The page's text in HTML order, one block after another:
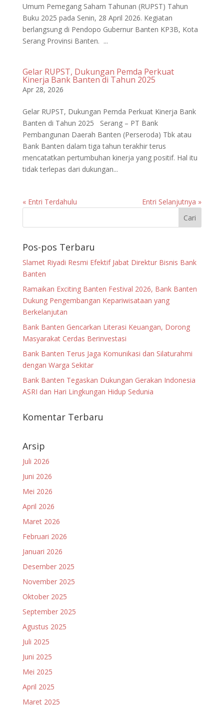
Umum Pemegang Saham Tahunan (RUPST) Tahun
Buku 2025 pada Senin, 28 April 2026. Kegiatan
berlangsung di Pendopo Gubernur Banten KP3B, Kota
Serang Provinsi Banten. ...
Gelar RUPST, Dukungan Pemda Perkuat
Kinerja Bank Banten di Tahun 2025
Apr 28, 2026
Gelar RUPST, Dukungan Pemda Perkuat Kinerja Bank
Banten di Tahun 2025 Serang – PT Bank
Pembangunan Daerah Banten (Perseroda) Tbk atau
Bank Banten dalam tiga tahun terakhir terus
mencatatkan pertumbuhan kinerja yang positif. Hal itu
tidak terlepas dari dukungan...
« Entri Terdahulu Entri Selanjutnya »
Pos-pos Terbaru
Slamet Riyadi Resmi Efektif Jabat Direktur Bisnis Bank
Banten
Ramaikan Exciting Banten Festival 2026, Bank Banten
Dukung Pengembangan Kepariwisataan yang
Berkelanjutan
Bank Banten Gencarkan Literasi Keuangan, Dorong
Masyarakat Cerdas Berinvestasi
Bank Banten Terus Jaga Komunikasi dan Silaturahmi
dengan Warga Sekitar
Bank Banten Tegaskan Dukungan Gerakan Indonesia
ASRI dan Hari Lingkungan Hidup Sedunia
Komentar Terbaru
Arsip
Juli 2026
Juni 2026
Mei 2026
April 2026
Maret 2026
Februari 2026
Januari 2026
Desember 2025
November 2025
Oktober 2025
September 2025
Agustus 2025
Juli 2025
Juni 2025
Mei 2025
April 2025
Maret 2025